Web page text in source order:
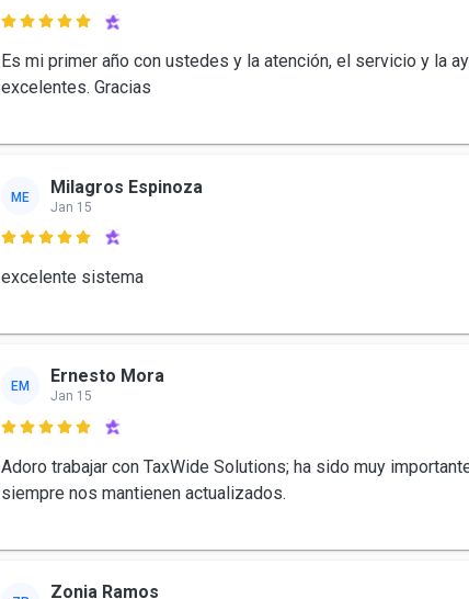

Es mi primer año con ustedes y la atención, el servicio y la
excelentes. Gracias
ME Milagros Espinoza
Jan 15

excelente sistema
EM Ernesto Mora
Jan 15

Adoro trabajar con TaxWide Solutions; ha sido muy
siempre nos mantienen actualizados.
Zonia Ramos